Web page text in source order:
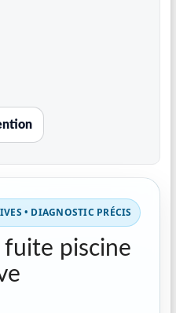
• DIAGNOSTIC PRÉCIS
fuite piscine